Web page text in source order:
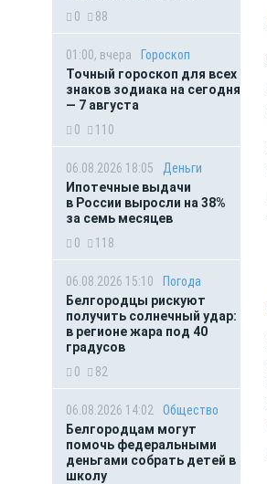
0
88
01:00, вчера
Гороскоп
Точный гороскоп для всех
знаков зодиака на сегодня
— 7 августа
0
110
06.08.2026 18:05
Деньги
Ипотечные выдачи
в России выросли на 38%
за семь месяцев
0
118
06.08.2026 15:10
Погода
Белгородцы рискуют
получить солнечный удар:
в регионе жара под 40
градусов
0
82
06.08.2026 14:02
Общество
Белгородцам могут
помочь федеральными
деньгами собрать детей в
школу